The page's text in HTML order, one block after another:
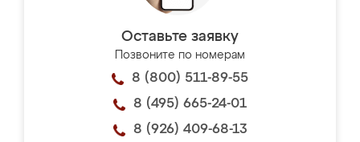
Оставьте заявку
Позвоните по номерам
8 (800) 511-89-55
8 (495) 665-24-01
8 (926) 409-68-13